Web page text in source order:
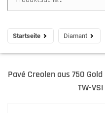
Startseite Diamant
Pavé Creolen aus 750
TW-